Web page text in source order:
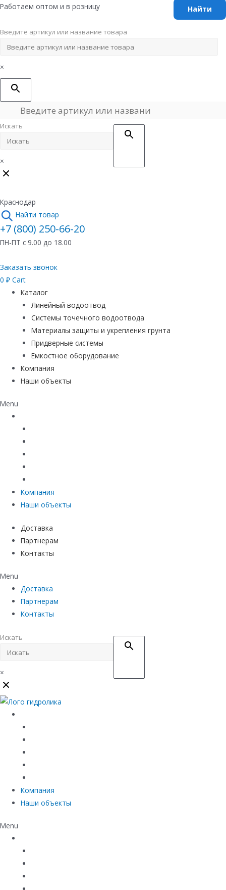
Перейти
содержимому
Работаем оптом и в розницу
Введите артикул или название товара
×
Искать
×
Краснодар
Найти товар
+7 (800) 250-66-20
ПН-ПТ с 9.00 до 18.00
Заказать звонок
0 ₽ Cart
Каталог
Линейный водоотвод
Системы точечного водоотвода
Материалы защиты и укрепления грунта
Придверные системы
Емкостное оборудование
Компания
Наши объекты
Menu
Компания
Наши объекты
Доставка
Партнерам
Контакты
Menu
Доставка
Партнерам
Контакты
Искать
×
Компания
Наши объекты
Menu